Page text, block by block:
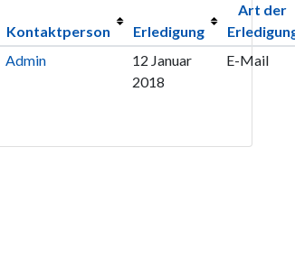
Kontaktperson Erledigung
Art der
Admin
12 Januar
2018
E-Mail